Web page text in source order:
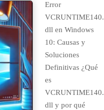
Error
VCRUNTIME140.
dll en Windows
10: Causas y
Soluciones
Definitivas ¿Qué
es
VCRUNTIME140.
dll y por qué